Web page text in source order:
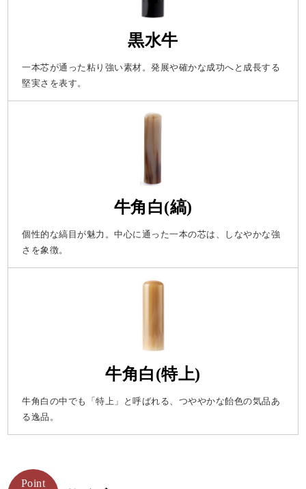
黒水牛
一本芯が通った粘り強い素材。発展や確かな成功へと成長する
堅実さを表す。
牛角白(縞)
個性的な縞目が魅力。中心に通った一本の芯は、しなやかな強
さを象徴。
牛角白(特上)
牛角白の中でも「特上」と呼ばれる、つややかな飴色の気品あ
る逸品。
Point